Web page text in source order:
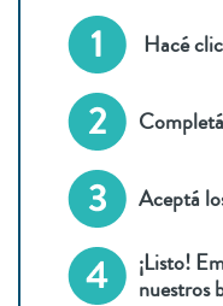
Hacé
Aceptá
¡Listo!
nuestros